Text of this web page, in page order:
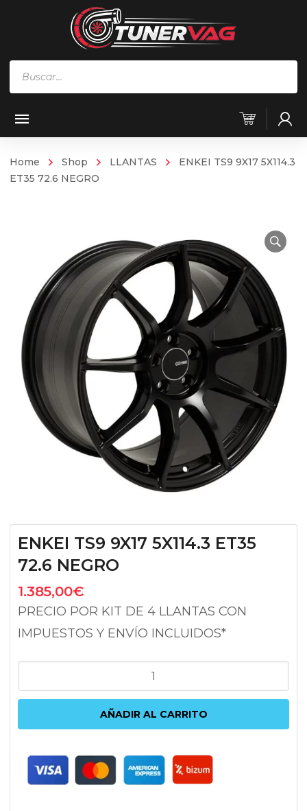
Home Shop LLANTAS
ENKEI TS9 9X17 5X114.3
ET35 72.6 NEGRO
ENKEI TS9 9X17 5X114.3 ET35
72.6 NEGRO
1.385,00€
PRECIO POR KIT DE 4 LLANTAS CON
IMPUESTOS Y ENVÍO INCLUIDOS*
TS9
5X114.3
72.6
NEGRO
AÑADIR AL CARRITO